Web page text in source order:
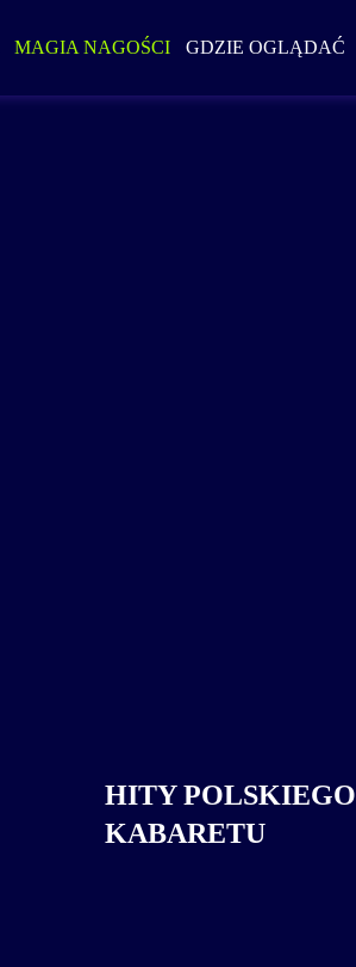
MAGIA NAGOŚCI GDZIE OGLĄDAĆ
HITY POLSKIEGO
KABARETU